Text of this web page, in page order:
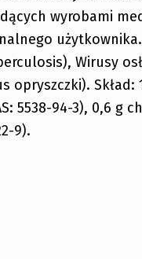
wyrobami
użytkownika.
Wirusy
opryszczki).
5538-94-3), 0,6 g
9).